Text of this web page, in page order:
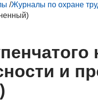
/Журналы по охране
и